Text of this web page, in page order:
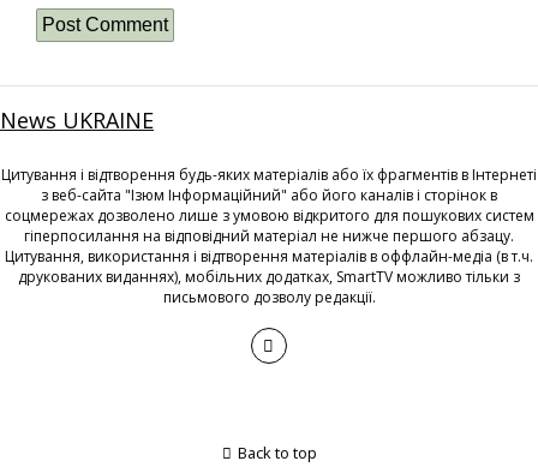
News UKRAINE
Цитування і відтворення будь-яких матеріалів або їх фрагментів в Інтернеті
з веб-сайта "Ізюм Інформаційний" або його каналів і сторінок в
соцмережах дозволено лише з умовою відкритого для пошукових систем
гіперпосилання на відповідний матеріал не нижче першого абзацу.
Цитування, використання і відтворення матеріалів в оффлайн-медіа (в т.ч.
друкованих виданнях), мобільних додатках, SmartTV можливо тільки з
письмового дозволу редакції.
Back to top